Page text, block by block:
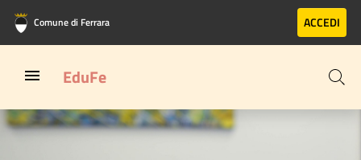
Vai al contenuto principale
Vai al footer
Comune di Ferrara ACCEDI
EduFe